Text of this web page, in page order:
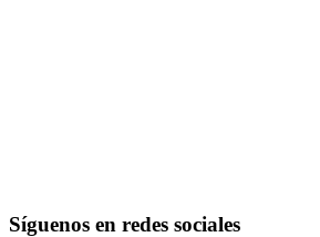
Síguenos en redes sociales